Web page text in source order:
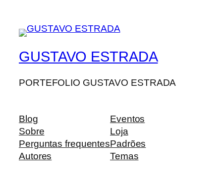
GUSTAVO ESTRADA
PORTEFOLIO GUSTAVO ESTRADA
Blog
Sobre
Perguntas frequentes
Autores
Eventos
Loja
Padrões
Temas